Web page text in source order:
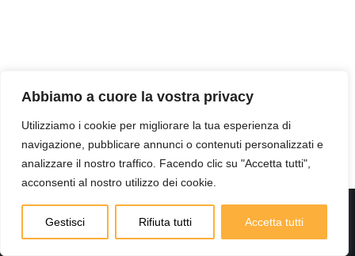
Abbiamo a cuore la vostra privacy
Utilizziamo i cookie per migliorare la tua esperienza di
navigazione, pubblicare annunci o contenuti personalizzati e
analizzare il nostro traffico. Facendo clic su "Accetta tutti",
acconsenti al nostro utilizzo dei cookie.
Gestisci Rifiuta tutti Accetta tutti
Neve| Powered byWordPress
Home Chi siamo Contatti Privacy Policy